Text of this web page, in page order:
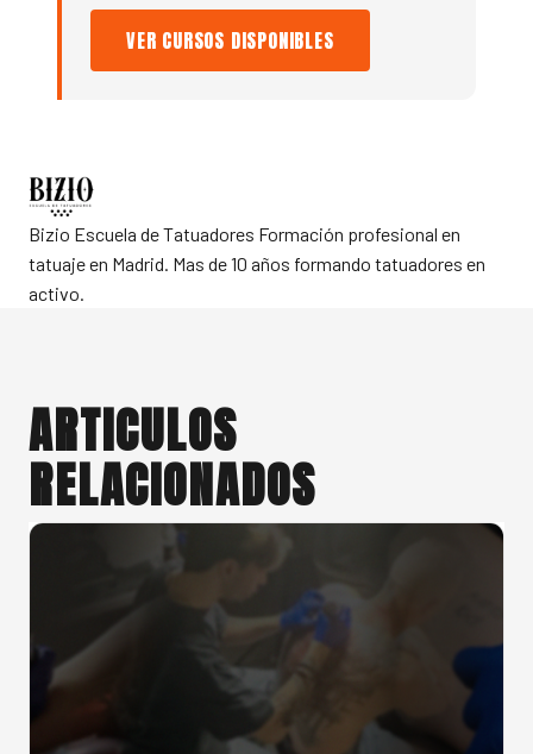
VER CURSOS DISPONIBLES
Bizio Escuela de Tatuadores Formación profesional en
tatuaje en Madrid. Mas de 10 años formando tatuadores en
activo.
ARTICULOS
RELACIONADOS